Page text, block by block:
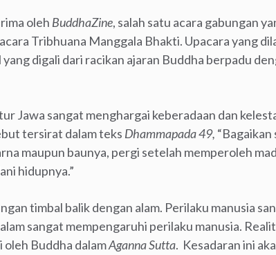
oleh BuddhaZine, salah satu acara gabungan
Tribhuana Manggala Bhakti. Upacara yang
digali dari racikan ajaran Buddha berpadu
Jawa sangat menghargai keberadaan dan
tersirat dalam teks Dhammapada 49,
maupun baunya, pergi setelah memperoleh
hidupnya.”
timbal balik dengan alam. Perilaku manusia
sangat mempengaruhi perilaku manusia.
Buddha dalamAganna Sutta. Kesadaran ini